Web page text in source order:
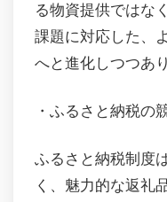
る物資提供ではな
課題に対応した、
へと進化しつつあ
・ふるさと納税の
ふるさと納税制度
く、魅力的な返礼